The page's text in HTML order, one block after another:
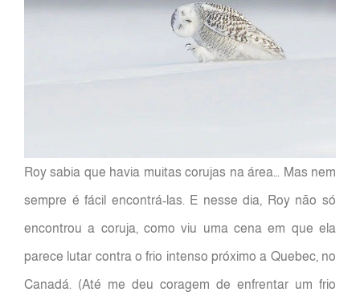
Roy sabia que havia muitas corujas na área… Mas nem
sempre é fácil encontrá-las. E nesse dia, Roy não só
encontrou a coruja, como viu uma cena em que ela
parece lutar contra o frio intenso próximo a Quebec, no
Canadá. (Até me deu coragem de enfrentar um frio